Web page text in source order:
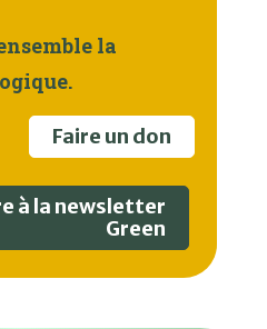
la
Faire un don
à la newsletter
Green